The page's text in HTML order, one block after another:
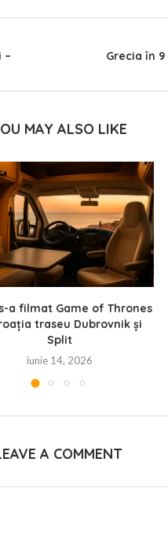
–
Grecia în
MAY ALSO LIKE
a filmat Game of Thrones
traseu Dubrovnik și
Split
iunie 14, 2026
A COMMENT